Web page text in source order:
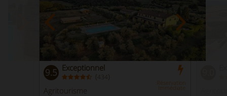
9.5 Exceptionnel
( 434 )
Réservation
Immédiate
Agritourisme